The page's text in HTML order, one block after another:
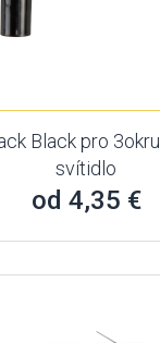
Black pro
svítidlo
od 4,35 €